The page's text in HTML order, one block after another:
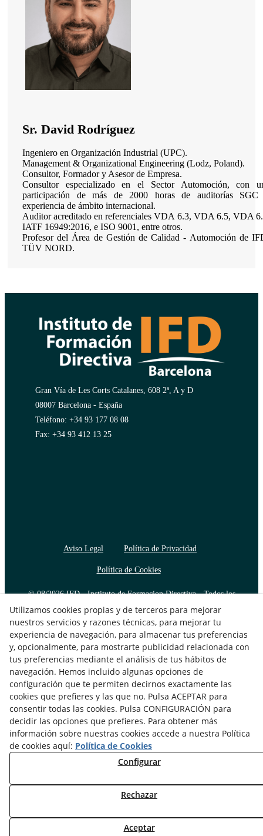
Sr. David Rodríguez
Ingeniero en Organización Industrial (UPC).
Management & Organizational Engineering (Lodz, Poland).
Consultor, Formador y Asesor de Empresa.
Consultor especializado en el Sector Automoción, con
participación de más de 2000 horas de auditorías
experiencia de ámbito internacional.
Auditor acreditado en referenciales VDA 6.3, VDA 6.5, VDA
IATF 16949:2016, e ISO 9001, entre otros.
Profesor del Área de Gestión de Calidad - Automoción de
TÜV NORD.
Gran Vía de Les Corts Catalanes, 608 2ª, A y D
08007 Barcelona - España
Teléfono: +34 93 177 08 08
Fax: +34 93 412 13 25
Aviso Legal Política de Privacidad
Política de Cookies
© 08/2026 IFD - Instituto de Formacion Directiva - Todos los
Utilizamos cookies propias y de terceros para mejorar
nuestros servicios y razones técnicas, para mejorar tu
experiencia de navegación, para almacenar tus preferencias
y, opcionalmente, para mostrarte publicidad relacionada con
tus preferencias mediante el análisis de tus hábitos de
navegación. Hemos incluido algunas opciones de
configuración que te permiten decirnos exactamente las
cookies que prefieres y las que no. Pulsa ACEPTAR para
consentir todas las cookies. Pulsa CONFIGURACIÓN para
decidir las opciones que prefieres. Para obtener más
información sobre nuestras cookies accede a nuestra Política
de cookies aquí: Política de Cookies
Configurar
Rechazar
Aceptar